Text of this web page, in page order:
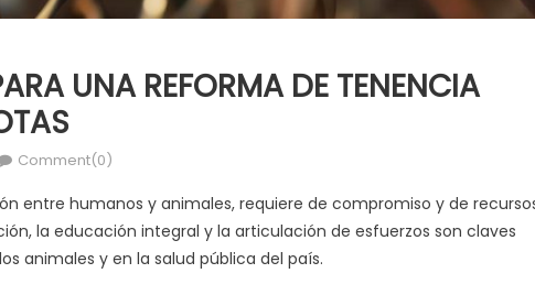
UNA REFORMA DE TENENCIA
Comment(0)
entre humanos y animales, requiere de compromiso y de
la educación integral y la articulación de esfuerzos son claves
animales y en la salud pública del país.